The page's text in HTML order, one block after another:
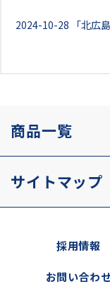
2024-10-28 「北広
商品一覧
サイトマップ
採用情報
お問い合わ